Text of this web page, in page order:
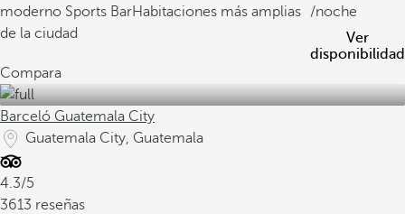
moderno Sports BarHabitaciones más amplias
de la ciudad
/noche
Ver
disponibilidad
Compara
Barceló Guatemala City
Guatemala City, Guatemala
4.3/5
3613 reseñas